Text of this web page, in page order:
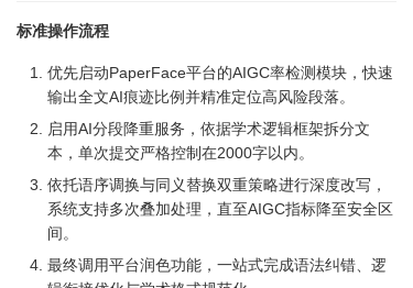
标准操作流程
优先启动PaperFace平台的AIGC率检测模块，快速
输出全文AI痕迹比例并精准定位高风险段落。
启用AI分段降重服务，依据学术逻辑框架拆分文
本，单次提交严格控制在2000字以内。
依托语序调换与同义替换双重策略进行深度改写，
系统支持多次叠加处理，直至AIGC指标降至安全区
间。
最终调用平台润色功能，一站式完成语法纠错、逻